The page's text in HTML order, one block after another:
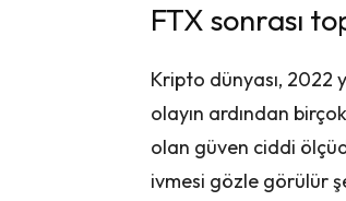
FTX sonrası
Kripto dünyası, 2022
olayın ardından
olan güven ciddi
ivmesi gözle görülür